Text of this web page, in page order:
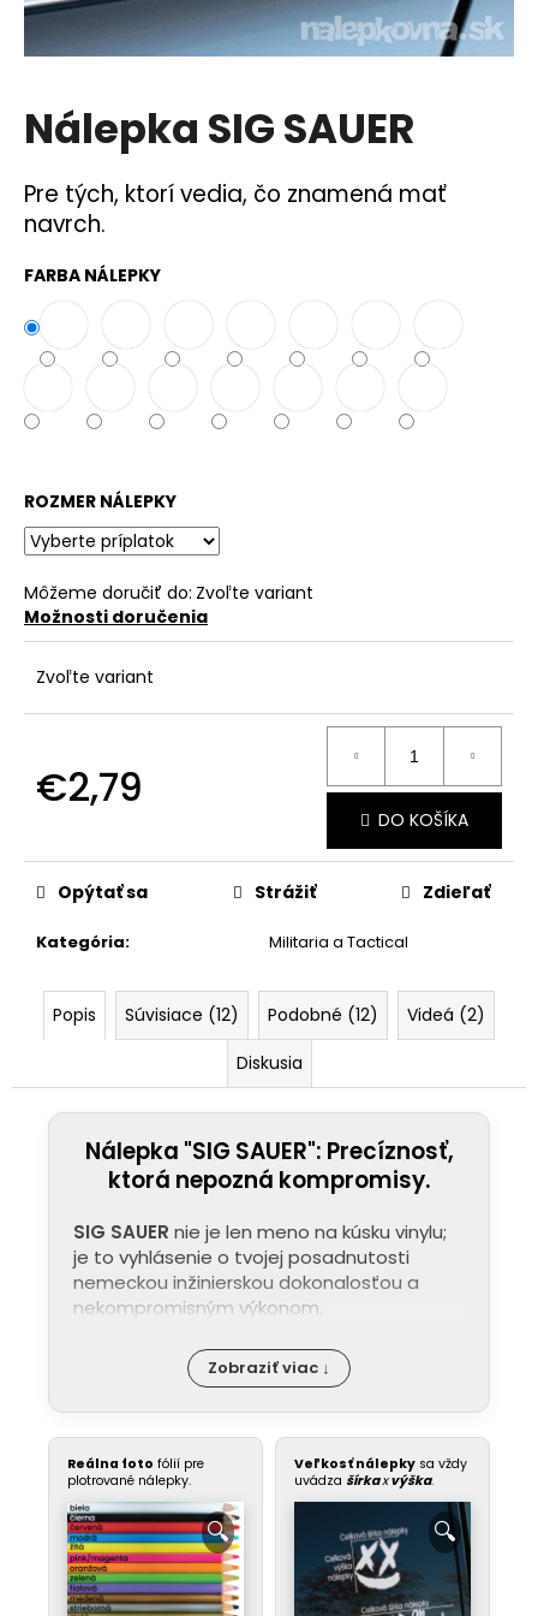
Nálepka SIG SAUER
Pre tých, ktorí vedia, čo znamená mať
navrch.
FARBA NÁLEPKY
ROZMER NÁLEPKY
Môžeme doručiť do: Zvoľte variant
Možnosti doručenia
Zvoľte variant
€2,79
DO KOŠÍKA
Kategória: Militaria a Tactical
Opýtať sa Strážiť Zdieľať
Popis Súvisiace (12) Podobné (12)
Videá (2)
Diskusia
Nálepka "SIG SAUER": Precíznosť,
ktorá nepozná kompromisy.
SIG SAUER nie je len meno na kúsku vinylu;
je to vyhlásenie o tvojej posadnutosti
nemeckou inžinierskou dokonalosťou a
nekompromisným výkonom.
Zobraziť viac ↓
Reálna foto fólií pre
plotrované nálepky.
Veľkosť nálepky sa vždy
uvádza šírkaxvýška.
á
j
ť
?
O
d
p
r
ú
č
m
e